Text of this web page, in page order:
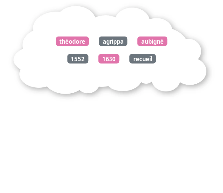
théodore agrippa aubigné
1552 1630 recueil
perdus faveurs